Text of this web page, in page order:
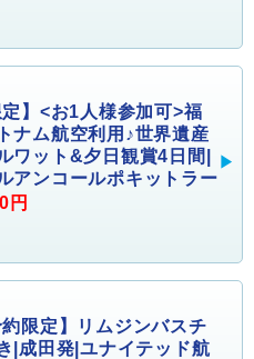
定】<お1人様参加可>福
ナム航空利用♪世界遺産
ワット&夕日観賞4日間|
アンコールポキットラー
円
約限定】リムジンバスチ
|成田発|ユナイテッド航